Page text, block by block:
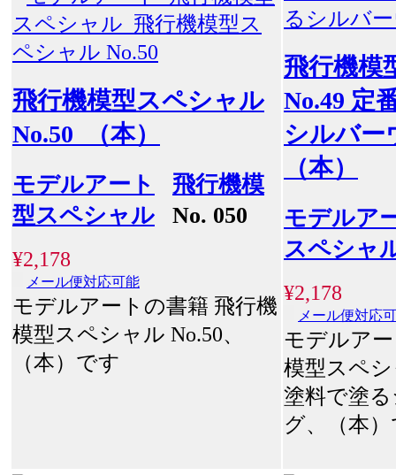
飛行機模型スペシャル
No.50 （本）
モデルアート
飛行機模
型スペシャル No. 050
¥2,178
メール便対応可能
モデルアートの書籍 飛行機
模型スペシャル No.50、
（本）です
飛行機模
No.49 定
シルバ
（本）
モデルア
スペシャ
¥2,178
メール便対応
モデルア
模型スペシ
塗料で塗
グ、（本